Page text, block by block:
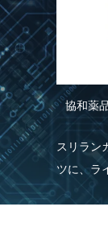
憶
協和薬
スリラン
ツに、ラ
ル）を